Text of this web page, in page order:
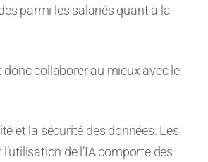
parmi les salariés quant à la
collaborer au mieux avec le
et la sécurité des données. Les
de l’IA comporte des